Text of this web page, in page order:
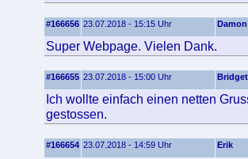
#166656 23.07.2018 - 15:15 Uhr Damon
Super Webpage. Vielen Dank.
#166655 23.07.2018 - 15:00 Uhr Bridget
Ich wollte einfach einen netten
gestossen.
#166654 23.07.2018 - 14:59 Uhr Erik